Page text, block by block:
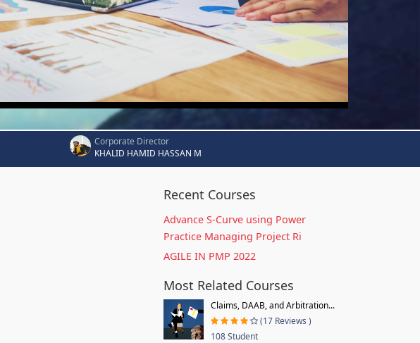
Corporate Director
KHALID HAMID HASSAN M
Recent Courses
Advance S-Curve using Power
Practice Managing Project Ri
AGILE IN PMP 2022
Most Related Courses
Claims, DAAB, and Arbitration...
(17 Reviews )
108 Student